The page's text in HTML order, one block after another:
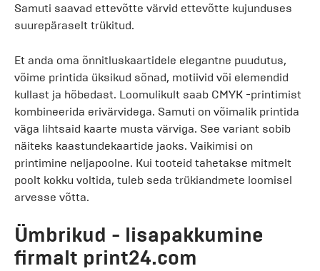
Samuti saavad ettevõtte värvid ettevõtte kujunduses
suurepäraselt trükitud.
Et anda oma õnnitluskaartidele elegantne puudutus,
võime printida üksikud sõnad, motiivid või elemendid
kullast ja hõbedast. Loomulikult saab CMYK -printimist
kombineerida erivärvidega. Samuti on võimalik printida
väga lihtsaid kaarte musta värviga. See variant sobib
näiteks kaastundekaartide jaoks. Vaikimisi on
printimine neljapoolne. Kui tooteid tahetakse mitmelt
poolt kokku voltida, tuleb seda trükiandmete loomisel
arvesse võtta.
Ümbrikud - lisapakkumine
firmalt print24.com